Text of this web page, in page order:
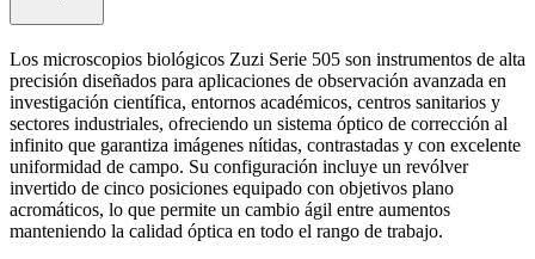
Los microscopios biológicos Zuzi Serie 505 son instrumentos de alta
precisión diseñados para aplicaciones de observación avanzada en
investigación científica, entornos académicos, centros sanitarios y
sectores industriales, ofreciendo un sistema óptico de corrección al
infinito que garantiza imágenes nítidas, contrastadas y con excelente
uniformidad de campo. Su configuración incluye un revólver
invertido de cinco posiciones equipado con objetivos plano
acromáticos, lo que permite un cambio ágil entre aumentos
manteniendo la calidad óptica en todo el rango de trabajo.